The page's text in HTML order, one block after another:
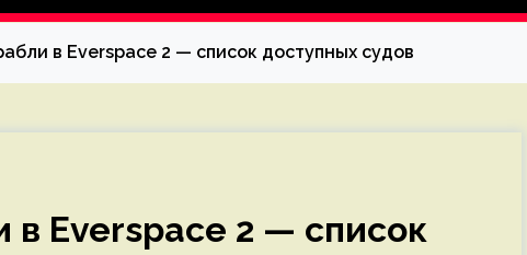
в Everspace 2 — список доступных судов
в Everspace 2 — список